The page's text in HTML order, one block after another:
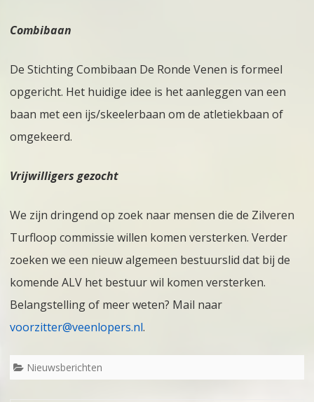
Combibaan
De Stichting Combibaan De Ronde Venen is formeel
opgericht. Het huidige idee is het aanleggen van een
baan met een ijs/skeelerbaan om de atletiekbaan of
omgekeerd.
Vrijwilligers gezocht
We zijn dringend op zoek naar mensen die de Zilveren
Turfloop commissie willen komen versterken. Verder
zoeken we een nieuw algemeen bestuurslid dat bij de
komende ALV het bestuur wil komen versterken.
Belangstelling of meer weten? Mail naar
voorzitter@veenlopers.nl.
Nieuwsberichten